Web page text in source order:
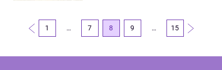
1 … 7 8 9 … 15